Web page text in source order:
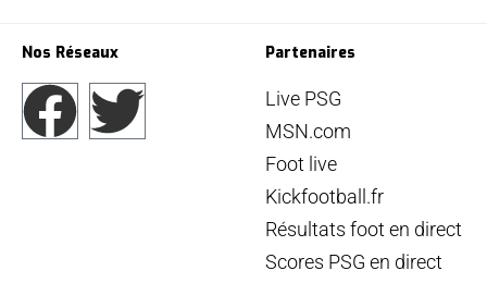
Nos Réseaux Partenaires
Live PSG
MSN.com
Foot live
Kickfootball.fr
Résultats foot en direct
Scores PSG en direct